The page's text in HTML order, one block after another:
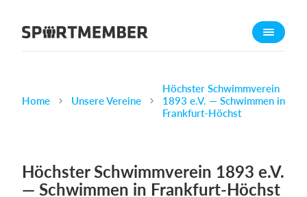
Über SportMember
Karriere
Mitgliedsbeitrag
Home Unsere Vereine
Höchster Schwimmverein
1893 e.V. — Schwimmen in
Frankfurt-Höchst
Höchster Schwimmverein 1893 e.V.
— Schwimmen in Frankfurt-Höchst